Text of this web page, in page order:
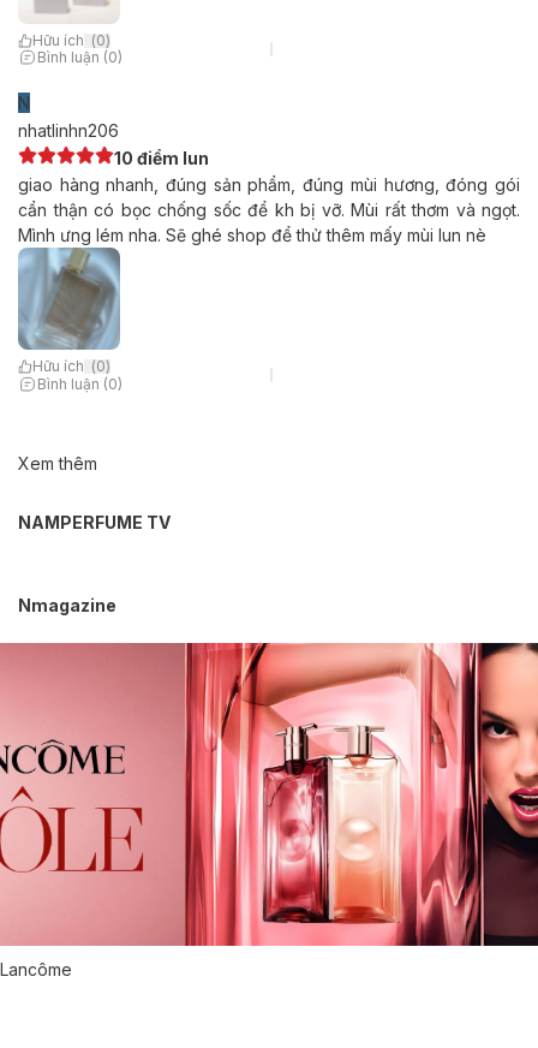
Hữu ích (0)
Bình luận (0)
N
nhatlinhn206
10 điểm lun
giao hàng nhanh, đúng sản phẩm, đúng mùi hương, đóng gói
cẩn thận có bọc chống sốc để kh bị vỡ. Mùi rất thơm và ngọt.
Mình ưng lém nha. Sẽ ghé shop để thử thêm mấy mùi lun nè
Hữu ích (0)
Bình luận (0)
Xem thêm
NAMPERFUME TV
Nmagazine
Lancôme